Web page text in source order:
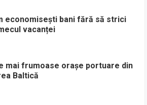
economisești bani fără să strici
vacanței
mai frumoase orașe portuare din
Baltică